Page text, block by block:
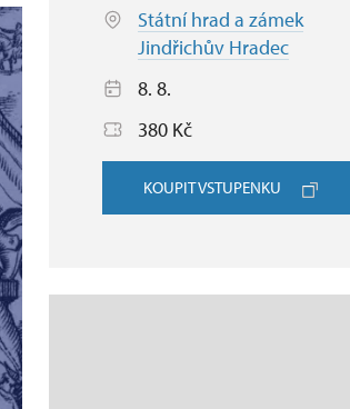
Státní hrad a zámek
Jindřichův Hradec
8. 8.
380 Kč
KOUPIT VSTUPENKU